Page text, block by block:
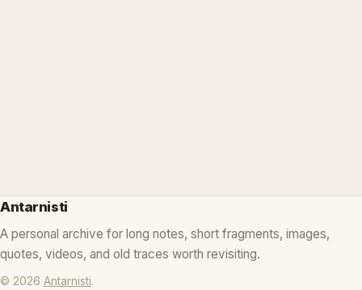
Antarnisti
A personal archive for long notes, short fragments, images,
quotes, videos, and old traces worth revisiting.
© 2026 Antarnisti.